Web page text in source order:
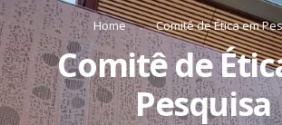
Home Comitê de Ética em
Comitê de
Pesquisa